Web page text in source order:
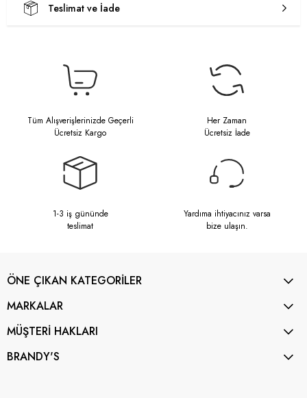
Teslimat ve İade
Tüm Alışverişlerinizde Geçerli
Ücretsiz Kargo
Her Zaman
Ücretsiz İade
1-3 iş gününde
teslimat
Yardıma ihtiyacınız varsa
bize ulaşın.
ÖNE ÇIKAN KATEGORİLER
MARKALAR
MÜŞTERİ HAKLARI
BRANDY'S